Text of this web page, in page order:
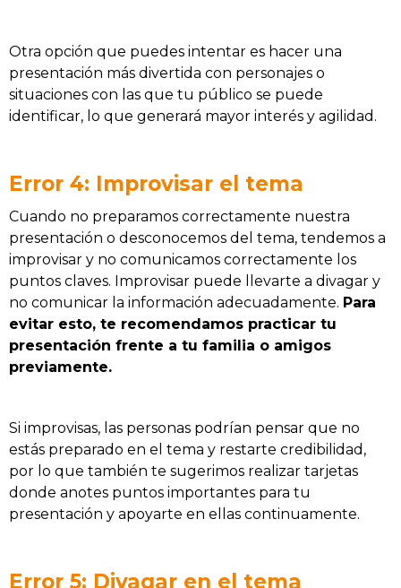
Otra opción que puedes intentar es hacer una
presentación más divertida con personajes o
situaciones con las que tu público se puede
identificar, lo que generará mayor interés y agilidad.
Error 4: Improvisar el tema
Cuando no preparamos correctamente nuestra
presentación o desconocemos del tema, tendemos a
improvisar y no comunicamos correctamente los
puntos claves. Improvisar puede llevarte a divagar y
no comunicar la información adecuadamente. Para
evitar esto, te recomendamos practicar tu
presentación frente a tu familia o amigos
previamente.
Si improvisas, las personas podrían pensar que no
estás preparado en el tema y restarte credibilidad,
por lo que también te sugerimos realizar tarjetas
donde anotes puntos importantes para tu
presentación y apoyarte en ellas continuamente.
Error 5: Divagar en el tema